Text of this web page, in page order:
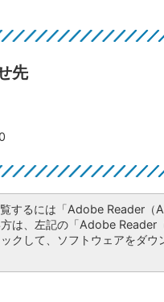
先
するには「Adobe Reader（
は、左記の「Adobe Reader
クして、ソフトウェアをダウ